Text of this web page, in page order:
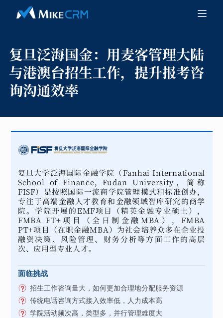
复旦泛海国金： 用麦客管理大陆
与港澳台招生工作，提升报考咨
询沟通效率
复旦大学泛海国际金融学院（Fanhai International
School of Finance, Fudan University，简称
FISF）是按照国际一流商学院管理模式和标准创办，
专注于高端金融人才教育和金融领域智库研究的商学
院。学院开展的EMF项目（精英金融专业硕士），
FMBA FT+项目（全日制金融MBA），FMBA
PT+项目（在职金融MBA）为社会培养众多在企业投
融资决策、风险管理、财务分析等方面工作的高层
次、应用型专业人才。
面临挑战
招生工作咨询量大，如何更加合理地分配服务资源
传统电话咨询方式接入效率低，人力成本高
学院活动频次高，类型多，并行管理难度大